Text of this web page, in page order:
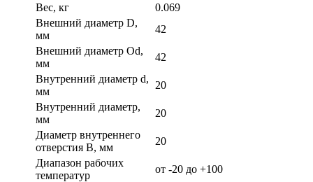
Вес, кг
0.069
Внешний диаметр D,
мм
42
Внешний диаметр Od,
мм
42
Внутренний диаметр d,
мм
20
Внутренний диаметр,
мм
20
Диаметр внутреннего
отверстия B, мм
20
Диапазон рабочих
температур
от -20 до +100